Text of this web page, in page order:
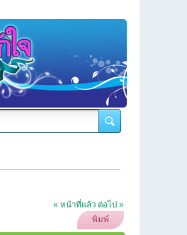
« หน้าที่แล้ว ต่อไป »
พิมพ์